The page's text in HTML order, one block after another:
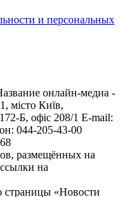
и персональных
онлайн-медиа -
місто Київ,
Б, офіс 208/1 E-mail:
044-205-43-00
размещённых на
на
страницы «Новости